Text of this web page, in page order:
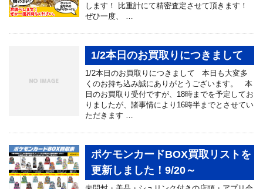
します！ 比重計にて精密査定させて頂きます！
ぜひ一度、 …
1/2本日のお買取りにつきまして
1/2本日のお買取りにつきまして 本日も大変多
くのお持ち込み誠にありがとうございます。 本
日のお買取り受付ですが、18時までを予定してお
りましたが、諸事情により16時半までとさせてい
ただきます …
ポケモンカードBOX買取リストを
更新しました！9/20～